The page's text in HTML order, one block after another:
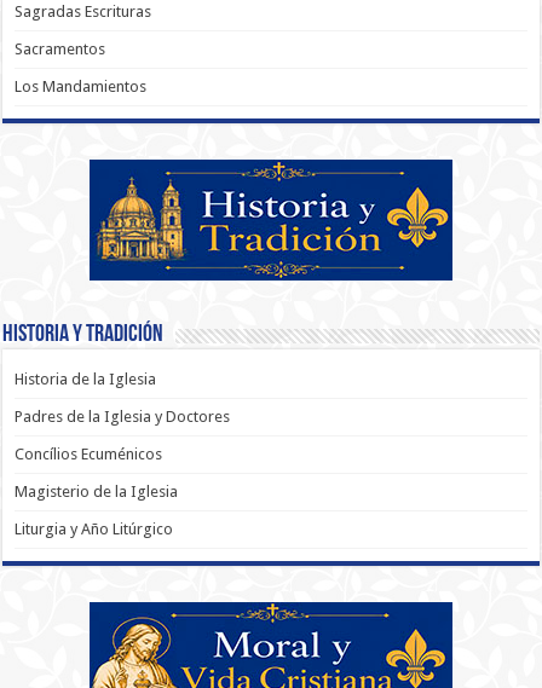
Sagradas Escrituras
Sacramentos
Los Mandamientos
Historia y Tradición
Historia de la Iglesia
Padres de la Iglesia y Doctores
Concílios Ecuménicos
Magisterio de la Iglesia
Liturgia y Año Litúrgico